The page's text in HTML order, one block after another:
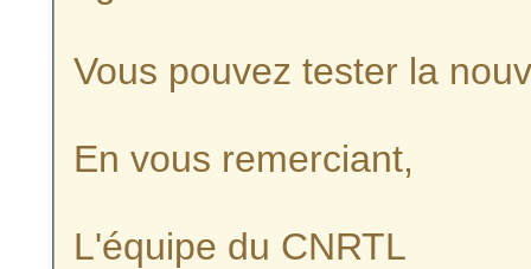
Vous pouvez tester la
En vous remerciant,
L'équipe du CNRTL